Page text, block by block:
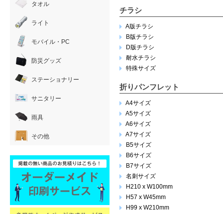
チラシ
A版チラシ
B版チラシ
D版チラシ
耐水チラシ
特殊サイズ
折りパンフレット
A4サイズ
A5サイズ
A6サイズ
A7サイズ
B5サイズ
B6サイズ
B7サイズ
名刺サイズ
H210 x W100mm
H57 x W45mm
H99 x W210mm
タオル
ライト
モバイル・PC
防災グッズ
ステーショナリー
サニタリー
雨具
その他